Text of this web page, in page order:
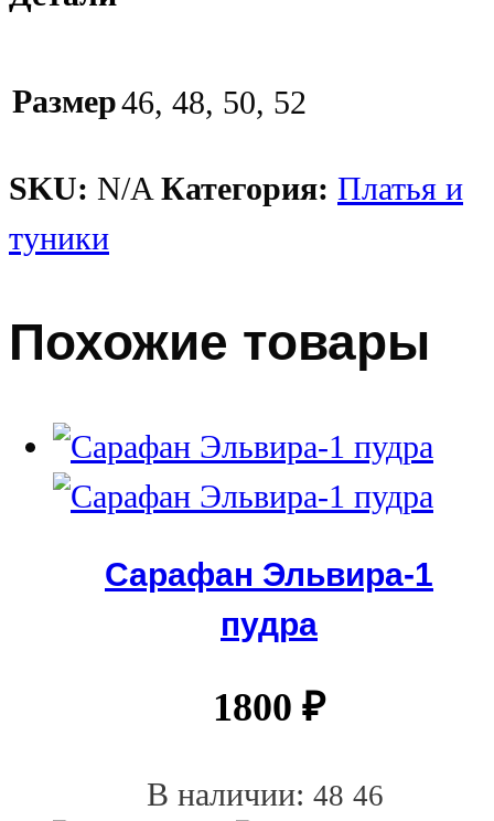
Размер46, 48, 50, 52
SKU: N/AКатегория: Платья и
туники
Похожие товары
Сарафан Эльвира-1
пудра
1800 ₽
В наличии: 48 46